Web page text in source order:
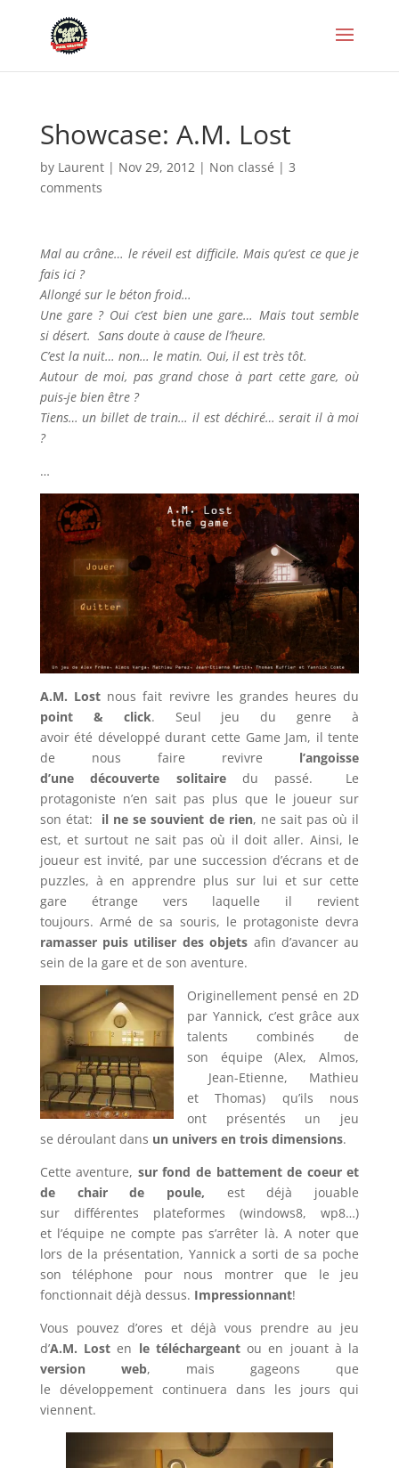
Showcase: A.M. Lost
by Laurent| Nov 29, 2012| Non classé | 3
comments
Mal au crâne… le réveil est difficile. Mais qu’est ce que je
fais ici ?
Allongé sur le béton froid…
Une gare ? Oui c’est bien une gare… Mais tout semble
si désert. Sans doute à cause de l’heure.
C’est la nuit… non… le matin. Oui, il est très tôt.
Autour de moi, pas grand chose à part cette gare, où
puis-je bien être ?
Tiens… un billet de train… il est déchiré… serait il à moi
?
…
A.M. Lostnous fait revivre les grandes heures du
point & click. Seul jeu du genre à
avoir été développé durant cette Game Jam, il tente
de nous faire revivre l’angoisse
d’une découverte solitairedu passé. Le
protagoniste n’en sait pas plus que le joueur sur
son état:
il ne se souvient de rien, ne sait pas où il
est, et surtout ne sait pas où il doit aller. Ainsi, le
joueur est invité, par une succession d’écrans et de
puzzles, à en apprendre plus sur lui et sur cette
gare étrange vers laquelle il revient
toujours. Armé de sa souris, le protagoniste devra
ramasser puis utiliser des objets afin d’avancer au
sein de la gare et de son aventure.
Originellement pensé en 2D
par Yannick, c’est grâce aux
talents combinés de
son équipe (Alex, Almos,
Jean-Etienne, Mathieu
et Thomas) qu’ils nous
ont présentés un jeu
se déroulant dans un univers en trois dimensions.
Cette aventure, sur fond de battement de coeur et
de chair de poule, est déjà jouable
sur différentes plateformes (windows8, wp8…)
et l’équipe ne compte pas s’arrêter là. A noter que
lors de la présentation, Yannick a sorti de sa poche
son téléphone pour nous montrer que le jeu
fonctionnait déjà dessus. Impressionnant!
Vous pouvez d’ores et déjà vous prendre au jeu
d’A.M. Lost en le téléchargeantou en jouant à la
version web, mais gageons que
le développement continuera dans les jours qui
viennent.